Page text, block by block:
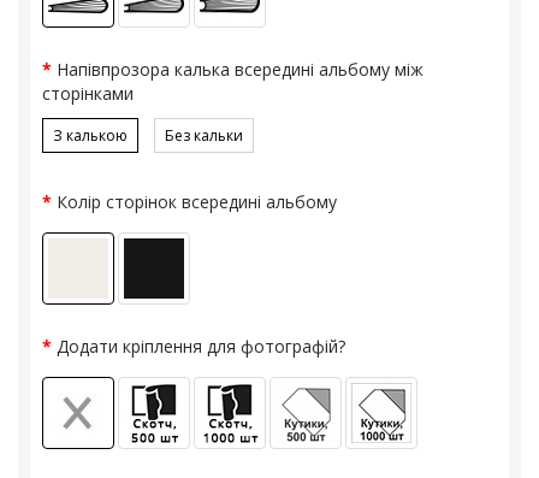
Напівпрозора калька всередині альбому між
сторінками
З калькою Без кальки
Колір сторінок всередині альбому
Додати кріплення для фотографій?